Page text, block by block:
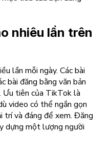
nhiêu lần trên
lần mỗi ngày. Các bài
bài đăng bằng văn bản
Ưu tiên của TikTok là
video có thể ngắn gọn
trí và đáng để xem. Đăng
dựng một lượng người